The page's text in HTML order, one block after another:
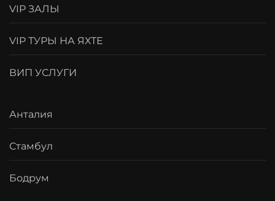
VIP ЗАЛЫ
VIP ТУРЫ НА ЯХТЕ
ВИП УСЛУГИ
Анталия
Стамбул
Бодрум